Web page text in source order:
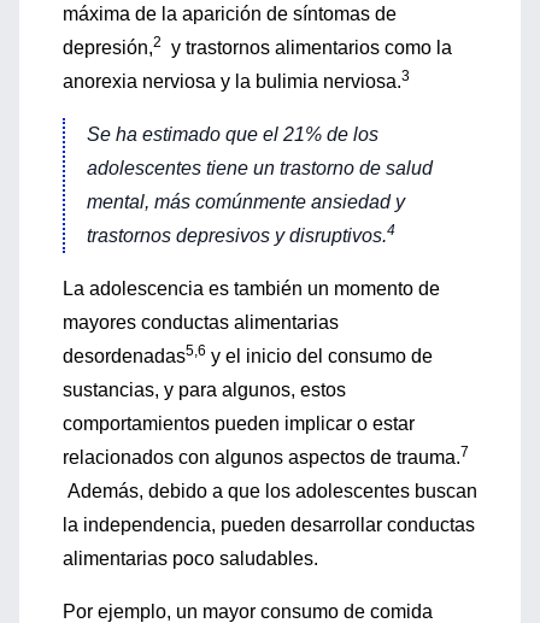
máxima de la aparición de síntomas de
depresión,2
y trastornos alimentarios como la
anorexia nerviosa y la bulimia nerviosa.3
Se ha estimado que el 21% de los
adolescentes tiene un trastorno de salud
mental, más comúnmente ansiedad y
trastornos depresivos y disruptivos.4
La adolescencia es también un momento de
mayores conductas alimentarias
desordenadas5,6 y el inicio del consumo de
sustancias, y para algunos, estos
comportamientos pueden implicar o estar
relacionados con algunos aspectos de trauma.7
Además, debido a que los adolescentes buscan
la independencia, pueden desarrollar conductas
alimentarias poco saludables.
Por ejemplo, un mayor consumo de comida